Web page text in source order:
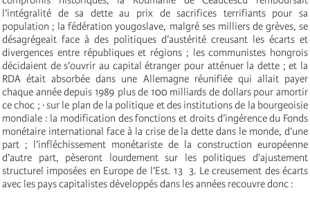
l’intégralité de sa dette au prix de sacrifices terrifiants pour sa
population ; la fédération yougoslave, malgré ses milliers de grèves, se
désagrégeait face à des politiques d’austérité creusant les écarts et
divergences entre républiques et régions ; les communistes hongrois
décidaient de s’ouvrir au capital étranger pour atténuer la dette ; et la
RDA était absorbée dans une Allemagne réunifiée qui allait payer
chaque année depuis 1989 plus de 100 milliards de dollars pour amortir
ce choc ; · sur le plan de la politique et des institutions de la bourgeoisie
mondiale : la modification des fonctions et droits d’ingérence du Fonds
monétaire international face à la crise de la dette dans le monde, d’une
part ; l’infléchissement monétariste de la construction européenne
d’autre part, pèseront lourdement sur les politiques d’ajustement
structurel imposées en Europe de l’Est. 13 ­ 3. Le creusement des écarts
avec les pays capitalistes développés dans les années recouvre donc :